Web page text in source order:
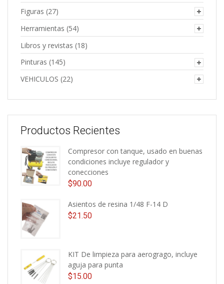
Figuras (27)
Herramientas (54)
Libros y revistas (18)
Pinturas (145)
VEHICULOS (22)
Productos Recientes
Compresor con tanque, usado en buenas
condiciones incluye regulador y
conecciones
$90.00
Asientos de resina 1/48 F-14 D
$21.50
KIT De limpieza para aerogrago, incluye
aguja para punta
$15.00